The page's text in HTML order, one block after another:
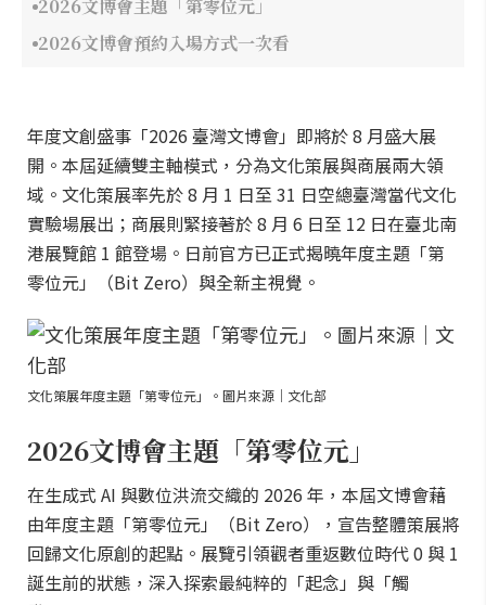
2026文博會主題「第零位元」
2026文博會預約入場方式一次看
年度文創盛事「2026 臺灣文博會」即將於 8 月盛大展
開。本屆延續雙主軸模式，分為文化策展與商展兩大領
域。文化策展率先於 8 月 1 日至 31 日空總臺灣當代文化
實驗場展出；商展則緊接著於 8 月 6 日至 12 日在臺北南
港展覽館 1 館登場。日前官方已正式揭曉年度主題「第
零位元」（Bit Zero）與全新主視覺。
文化策展年度主題「第零位元」。圖片來源｜文化部
2026文博會主題「第零位元」
在生成式 AI 與數位洪流交織的 2026 年，本屆文博會藉
由年度主題「第零位元」（Bit Zero），宣告整體策展將
回歸文化原創的起點。展覽引領觀者重返數位時代 0 與 1
誕生前的狀態，深入探索最純粹的「起念」與「觸